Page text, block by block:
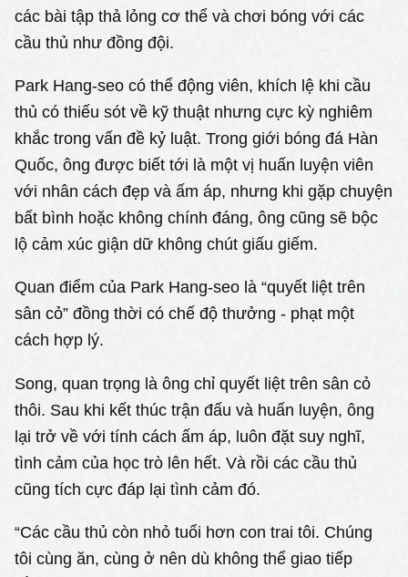
các bài tập thả lỏng cơ thể và chơi bóng với các
cầu thủ như đồng đội.
Park Hang-seo có thể động viên, khích lệ khi cầu
thủ có thiếu sót về kỹ thuật nhưng cực kỳ nghiêm
khắc trong vấn đề kỷ luật. Trong giới bóng đá Hàn
Quốc, ông được biết tới là một vị huấn luyện viên
với nhân cách đẹp và ấm áp, nhưng khi gặp chuyện
bất bình hoặc không chính đáng, ông cũng sẽ bộc
lộ cảm xúc giận dữ không chút giấu giếm.
Quan điểm của Park Hang-seo là “quyết liệt trên
sân cỏ” đồng thời có chế độ thưởng - phạt một
cách hợp lý.
Song, quan trọng là ông chỉ quyết liệt trên sân cỏ
thôi. Sau khi kết thúc trận đấu và huấn luyện, ông
lại trở về với tính cách ấm áp, luôn đặt suy nghĩ,
tình cảm của học trò lên hết. Và rồi các cầu thủ
cũng tích cực đáp lại tình cảm đó.
“Các cầu thủ còn nhỏ tuổi hơn con trai tôi. Chúng
tôi cùng ăn, cùng ở nên dù không thể giao tiếp